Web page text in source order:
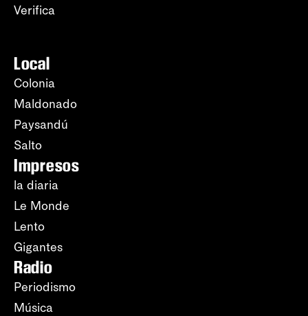
Verifica
Local
Colonia
Maldonado
Paysandú
Salto
Impresos
la diaria
Le Monde
Lento
Gigantes
Radio
Periodismo
Música